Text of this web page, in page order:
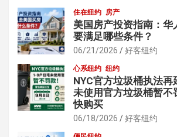
住在纽约 房产
美国房产投资指南：华
要满足哪些条件？
06/21/2026 好客纽约
心系纽约 纽约
NYC官方垃圾桶执法
未使用官方垃圾桶暂不
快购买
06/18/2026 好客纽约